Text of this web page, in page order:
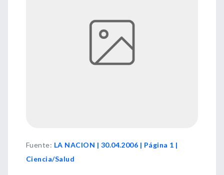
Fuente: LA NACION | 30.04.2006 | Página 1 |
Ciencia/Salud